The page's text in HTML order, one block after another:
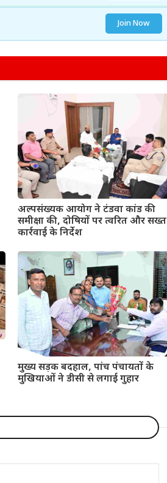
Join Now
अल्पसंख्यक आयोग ने टंडवा कांड की
समीक्षा की, दोषियों पर त्वरित और सख्त
कार्रवाई के निर्देश
मुख्य सड़क बदहाल, पांच पंचायतों के
मुखियाओं ने डीसी से लगाई गुहार